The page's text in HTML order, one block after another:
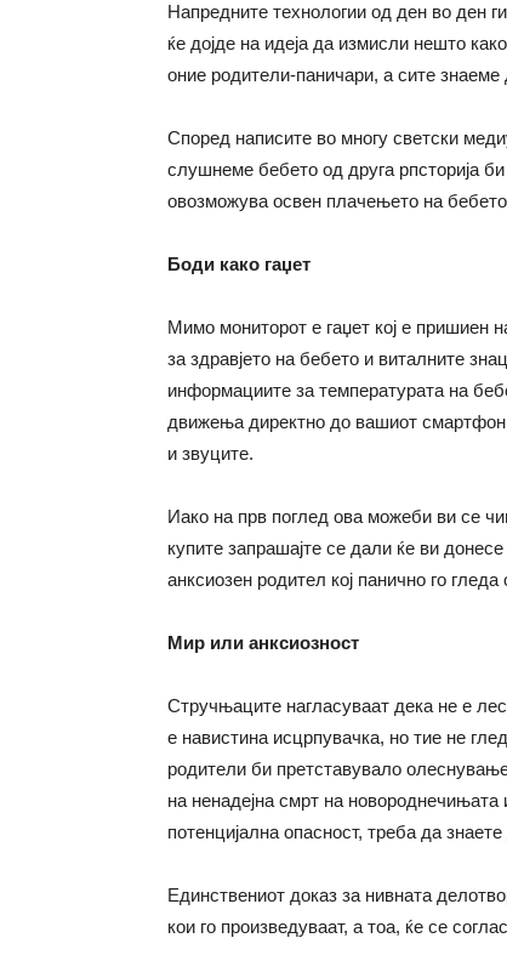
Напредните технологии од ден во ден
ќе дојде на идеја да измисли нешто
оние родители-паничари, а сите
Според написите во многу светски
слушнеме бебето од друга рпсторија
овозможува освен плачењето на
Боди како гаџет
Мимо мониторот е гаџет кој е пришиен
за здравјето на бебето и виталните
информациите за температурата на
движења директно до вашиот
и звуците.
Иако на прв поглед ова можеби ви се
купите запрашајте се дали ќе ви
анксиозен родител кој панично го
Мир или анксиозност
Стручњаците нагласуваат дека не е
е навистина исцрпувачка, но тие не
родители би претставувало
на ненадејна смрт на
потенцијална опасност, треба да
Единствениот доказ за нивната
кои го произведуваат, а тоа, ќе се